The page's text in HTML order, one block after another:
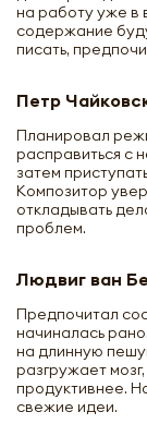
на работу уже в
содержание
писать,
Петр
Планировал
расправиться с
затем
Композитор
откладывать
проблем.
Людвиг ван
Предпочитал
начиналась
на длинную
разгружает
продуктивнее.
свежие идеи.